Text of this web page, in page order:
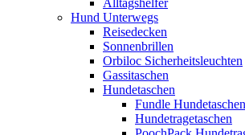
Alltagshelfer
Hund Unterwegs
Reisedecken
Sonnenbrillen
Orbiloc Sicherheitsleuchten
Gassitaschen
Hundetaschen
Fundle Hundetaschen
Hundetragetaschen